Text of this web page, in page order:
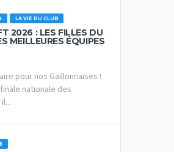
LA VIE DU CLUB
2026 : LES FILLES DU
MEILLEURES ÉQUIPES
pour nos Gaillonnaises !
nationale des